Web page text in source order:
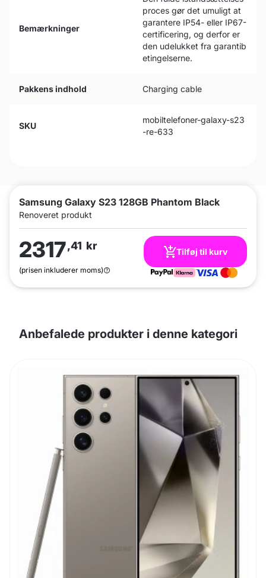
Samsung Galaxy S23 128GB Phantom Black
Renoveret produkt
2317,41 kr
(prisen inkluderer moms)
Tilføj til kurv
Bemærkninger
proces gør det umuligt at
garantere IP54- eller IP67-
certificering, og derfor er
den udelukket fra garantib
etingelserne.
Pakkens indhold Charging cable
SKU
mobiltelefoner-galaxy-s23
-re-633
Anbefalede produkter i denne kategori